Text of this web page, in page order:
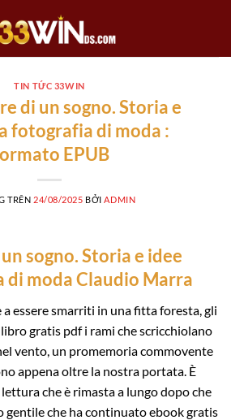
TIN TỨC 33WIN
di un sogno. Storia e
fotografia di moda :
EPUB
TRÊN 24/08/2025 BỞI ADMIN
sogno. Storia e idee
moda Claudio Marra
a essere smarriti in una fitta foresta, gli
gratis pdf i rami che scricchiolano
vento, un promemoria commovente
appena oltre la nostra portata. È
che è rimasta a lungo dopo che
gentile che ha continuato ebook gratis